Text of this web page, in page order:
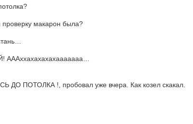
проверку макарон была?
ПОТОЛКА !, пробовал уже вчера. Как козел скакал.